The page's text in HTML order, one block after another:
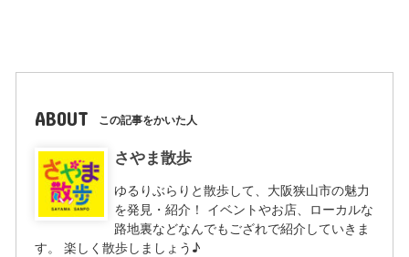
ABOUT この記事をかいた人
さやま散歩
ゆるりぶらりと散歩して、大阪狭山市の魅力
を発見・紹介！ イベントやお店、ローカルな
路地裏などなんでもござれで紹介していきま
す。 楽しく散歩しましょう♪